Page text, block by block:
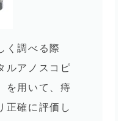
く調べる際
ルアノスコピ
を用いて、痔
正確に評価し